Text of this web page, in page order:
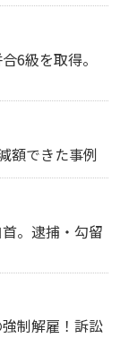
6級を取得。
額できた事例
。逮捕・勾留
制解雇！訴訟